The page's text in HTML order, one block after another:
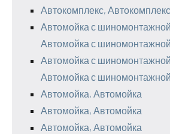
Автокомплекс, Автокомплекс
Автомойка с
Автомойка с
Автомойка с
Автомойка с
Автомойка, Автомойка
Автомойка, Автомойка
Автомойка, Автомойка